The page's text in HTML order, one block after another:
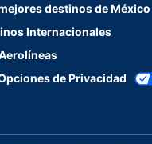
destinos de México
Internacionales
de Privacidad